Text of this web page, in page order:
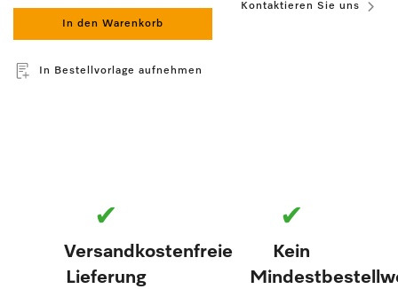
In den Warenkorb
Kontaktieren Sie uns
In Bestellvorlage aufnehmen
✔
Versandkostenfreie
Lieferung
✔
Kein